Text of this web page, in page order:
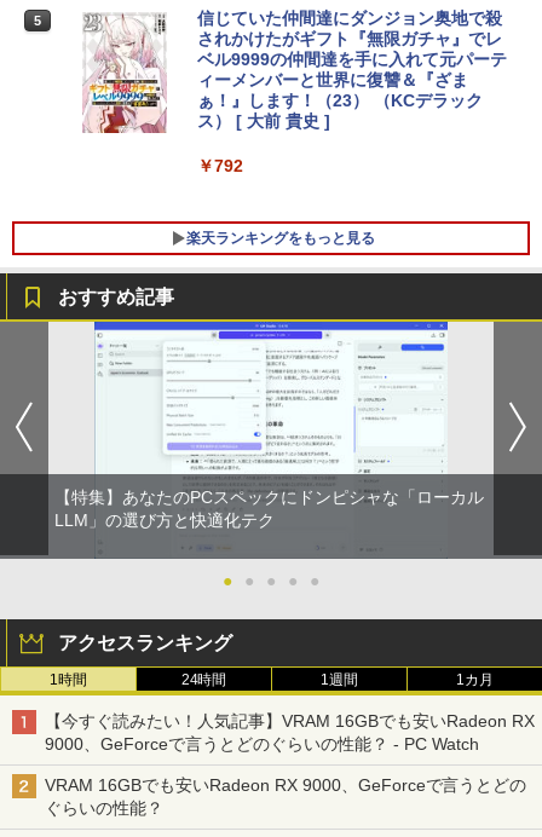
￥3,480
【期間限定P15倍+最大10%OFFクーポ
ン】 【3年保証】MICROSOFT マイクロ
ソフト SURFACE GO 2 LTE ADVANCED
dows 11 Pro 中古 返品 送料無料 中古ノ
付き
レビュー投稿 5年保証｜MS Office 2024
H&B 搭載｜中古ノートパソコン Windo
ws11 Office付｜テンキー DVD 搭載｜C
ore i5 第7世代 メモリ 8GB SSD 256GB
｜店長厳選 Lenovo ThinkPad 15.6型 Bl
uetooth Wi-Fi 無線｜中古 パソコン 中古
PC Word Excel
￥29,800
￥45,700
【今だけP10倍！大量還元！】一体型デ
第2世代Core i5 Windows11搭載 Office
ド＆マウス付属 在宅勤務 学生向け 初心
者向け 高性能PC 新品
＼マラソン限定値引／【新品 当日出荷】
新生活応援 7点 セット ゲーミングPC ゲ
ーミングパソコン デスクトップパソコン
GeForce RTX5060 Ryzen7 5700X Wind
ows11 SSD 256GB〜1TB メモリ 16G
B〜32GB eスポーツ ゲーム デスクトッ
プPC パソコン モニター
4
【選べる2色 コスパ抜群】モバイルモニ
ター 15.6インチ フルHD 100%sRGB 非
光沢IPS パネル Type-C対応 miniHDMI
薄型軽量 約650g VESA対応 モニター 持
ち運び サブディスプレイ テレワーク 在
5
Dell SE2416H 23.8インチ モニター (フ
ケーブル】3ヶ月保証付き
￥9,800
5
信じていた仲間達にダンジョン奥地で殺
されかけたがギフト『無限ガチャ』でレ
ベル9999の仲間達を手に入れて元パーテ
ィーメンバーと世界に復讐＆『ざま
ぁ！』します！（23） （KCデラック
ス） [ 大前 貴史 ]
￥792
楽天ランキングをもっと見る
おすすめ記事
【特集】あなたのPCスペックにドンピシャな「ローカル
LLM」の選び方と快適化テク
● ● ● ● ●
アクセスランキング
1時間 24時間 1週間 1カ月
【今すぐ読みたい！人気記事】VRAM 16GBでも安いRadeon RX
9000、GeForceで言うとどのぐらいの性能？ - PC Watch
VRAM 16GBでも安いRadeon RX 9000、GeForceで言うとどの
ぐらいの性能？